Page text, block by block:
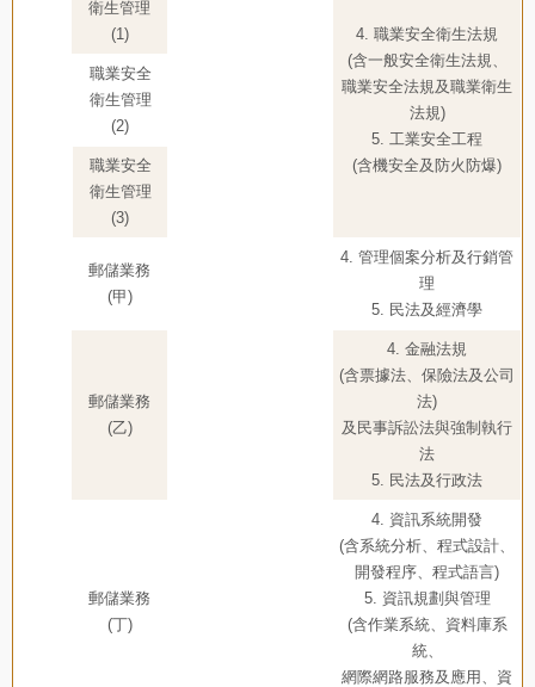
衛生管理
(1)
4. 職業安全衛生法規
(含一般安全衛生法規、
職業安全法規及職業衛生
法規)
5. 工業安全工程
(含機安全及防火防爆)
職業安全
衛生管理
(2)
職業安全
衛生管理
(3)
郵儲業務
(甲)
4. 管理個案分析及行銷管
理
5. 民法及經濟學
郵儲業務
(乙)
4. 金融法規
(含票據法、保險法及公司
法)
及民事訴訟法與強制執行
法
5. 民法及行政法
郵儲業務
(丁)
4. 資訊系統開發
(含系統分析、程式設計、
開發程序、程式語言)
5. 資訊規劃與管理
(含作業系統、資料庫系
統、
網際網路服務及應用、資